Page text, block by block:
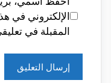
الإلكتروني في
المقبلة في